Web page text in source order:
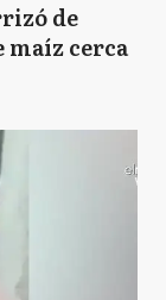
de
maíz cerca